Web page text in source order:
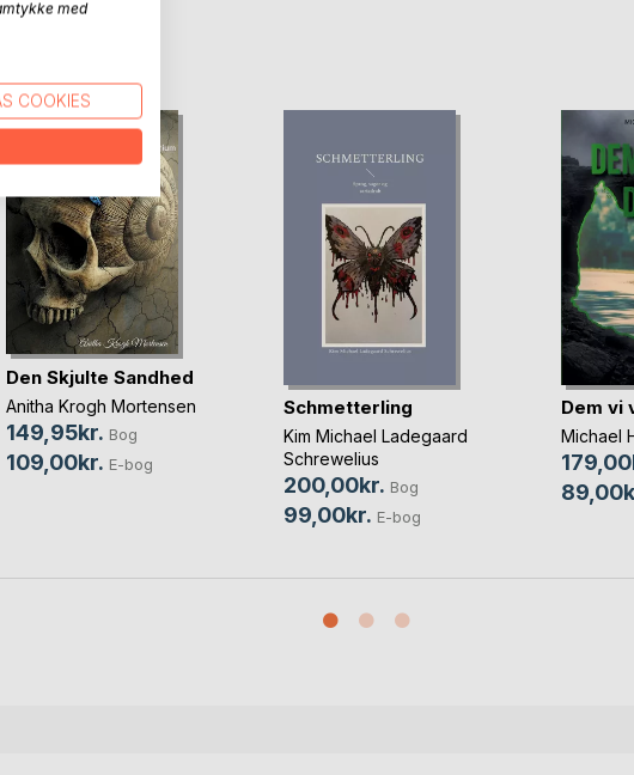
Den Skjulte Sandhed
Anitha Krogh Mortensen
149,95kr. Bog
109,00kr. E-bog
Schmetterling
Kim Michael Ladegaard
Schrewelius
200,00kr. Bog
99,00kr. E-bog
Dem vi
Michael
med
COOKIES